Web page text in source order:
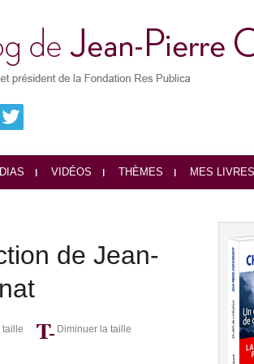
VIDÉOS THÈMES MES LIVRES
de Jean-
taille Diminuer la taille